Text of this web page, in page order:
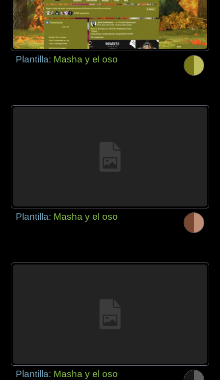
Plantilla: Masha y el oso
Plantilla: Masha y el oso
Plantilla: Masha y el oso